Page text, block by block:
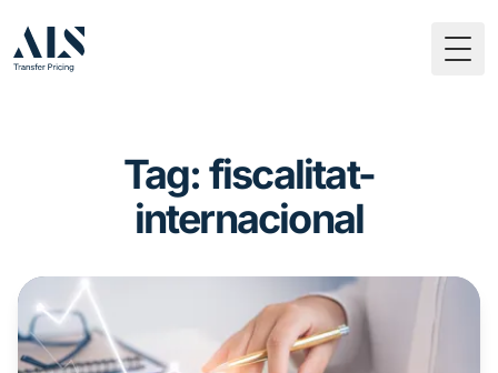
Tag: fiscalitat-
internacional